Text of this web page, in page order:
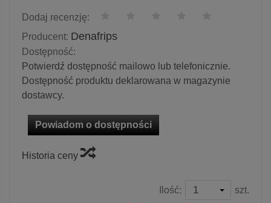
Dodaj recenzję:
Producent: Denafrips
Dostępność:
Potwierdź dostępność mailowo lub telefonicznie.
Dostępność produktu deklarowana w magazynie
dostawcy.
Powiadom o dostępności
Historia ceny
Ilość: szt.